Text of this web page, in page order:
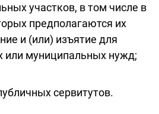
участков, в том числе в
предполагаются их
и (или) изъятие для
или муниципальных нужд;
сервитутов.